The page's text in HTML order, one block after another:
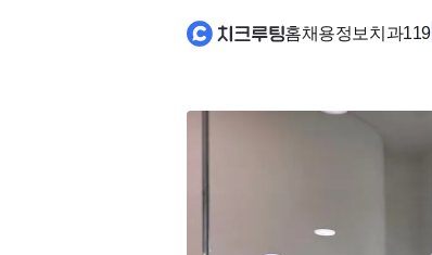
홈채용정보 치과119